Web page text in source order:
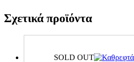
Σχετικά προϊόντα
SOLD OUT